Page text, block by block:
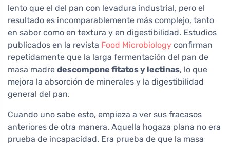
lento que el del pan con levadura industrial, pero el
resultado es incomparablemente más complejo, tanto
en sabor como en textura y en digestibilidad. Estudios
publicados en la revista Food Microbiology confirman
repetidamente que la larga fermentación del pan de
masa madre descompone fitatos y lectinas, lo que
mejora la absorción de minerales y la digestibilidad
general del pan.
Cuando uno sabe esto, empieza a ver sus fracasos
anteriores de otra manera. Aquella hogaza plana no era
prueba de incapacidad. Era prueba de que la masa